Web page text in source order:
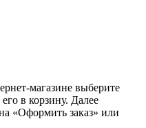
магазине выберите
в корзину. Далее
«Оформить заказ» или